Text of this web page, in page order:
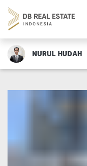
NURUL HUDAH